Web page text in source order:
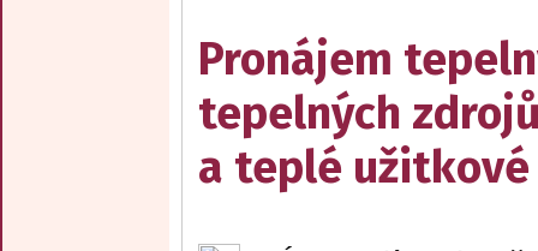
Pronájem
tepelných
a teplé užitkové